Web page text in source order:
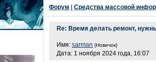
Форум Средства массовой
Re: Время делать ремонт,
Имя: sarman (Новичок)
Дата: 1 ноября 2024 года, 16:07